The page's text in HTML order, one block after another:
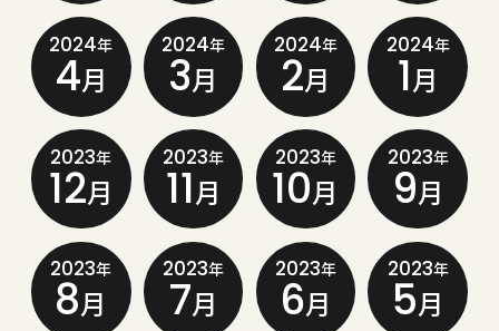
2024年
4月
2024年
3月
2024年
2月
2024年
1月
2023年
12月
2023年
11月
2023年
10月
2023年
9月
2023年
8月
2023年
7月
2023年
6月
2023年
5月